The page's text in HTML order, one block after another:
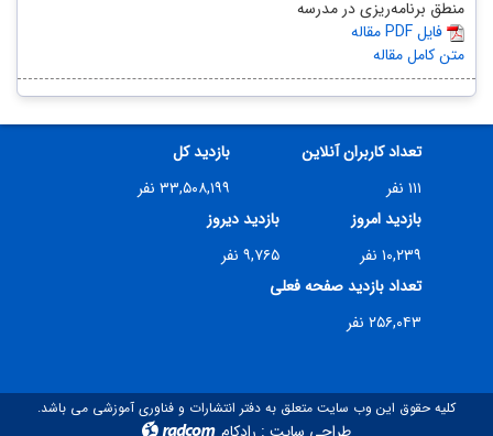
منطق برنامه‌ریزی در مدرسه
مقاله PDF فایل
متن کامل مقاله
تعداد کاربران آنلاین
۱۱۱ نفر
بازدید کل
۳۳,۵۰۸,۱۹۹ نفر
بازدید امروز
۱۰,۲۳۹ نفر
بازدید دیروز
۹,۷۶۵ نفر
تعداد بازدید صفحه فعلی
۲۵۶,۰۴۳ نفر
کلیه حقوق این وب سایت متعلق به دفتر انتشارات و فناوری آموزشی می باشد.
radcom